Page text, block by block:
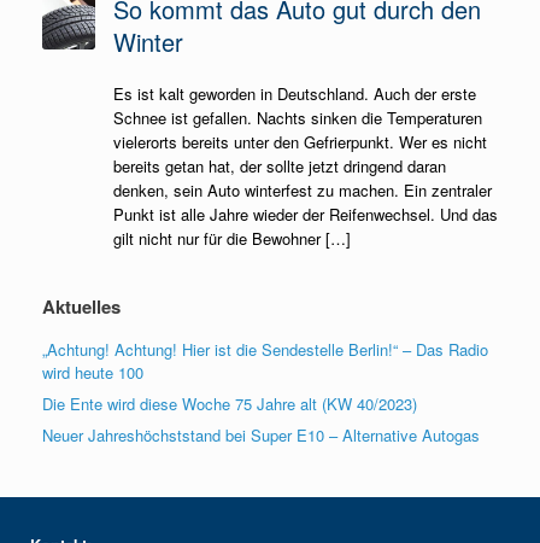
So kommt das Auto gut durch den
Winter
Es ist kalt geworden in Deutschland. Auch der erste
Schnee ist gefallen. Nachts sinken die Temperaturen
vielerorts bereits unter den Gefrierpunkt. Wer es nicht
bereits getan hat, der sollte jetzt dringend daran
denken, sein Auto winterfest zu machen. Ein zentraler
Punkt ist alle Jahre wieder der Reifenwechsel. Und das
gilt nicht nur für die Bewohner […]
Aktuelles
„Achtung! Achtung! Hier ist die Sendestelle Berlin!“ – Das Radio
wird heute 100
Die Ente wird diese Woche 75 Jahre alt (KW 40/2023)
Neuer Jahreshöchststand bei Super E10 – Alternative Autogas